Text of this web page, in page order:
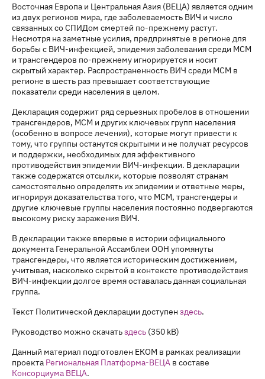
Восточная Европа и Центральная Азия (ВЕЦА) является одним
из двух регионов мира, где заболеваемость ВИЧ и число
связанных со СПИДом смертей по-прежнему растут.
Несмотря на заметные усилия, предпринятые в регионе для
борьбы с ВИЧ-инфекцией, эпидемия заболевания среди МСМ
и трансгендеров по-прежнему игнорируется и носит
скрытый характер. Распространенность ВИЧ среди МСМ в
регионе в шесть раз превышает соответствующие
показатели среди населения в целом.
Декларация содержит ряд серьезных пробелов в отношении
трансгендеров, МСМ и других ключевых групп населения
(особенно в вопросе лечения), которые могут привести к
тому, что группы останутся скрытыми и не получат ресурсов
и поддержки, необходимых для эффективного
противодействия эпидемии ВИЧ-инфекции. В декларации
также содержатся отсылки, которые позволят странам
самостоятельно определять их эпидемии и ответные меры,
игнорируя доказательства того, что МСМ, трансгендеры и
другие ключевые группы населения постоянно подвергаются
высокому риску заражения ВИЧ.
В декларации также впервые в истории официального
документа Генеральной Ассамблеи ООН упомянуты
трансгендеры, что является историческим достижением,
учитывая, насколько скрытой в контексте противодействия
ВИЧ-инфекции долгое время оставалась данная социальная
группа.
Текст Политической декларации доступен здесь.
Руководство можно скачатьздесь (350 kB)
Данный материал подготовлен ЕКОМ в рамках реализации
проекта Региональная Платформа-ВЕЦА в составе
Консорциума ВЕЦА.